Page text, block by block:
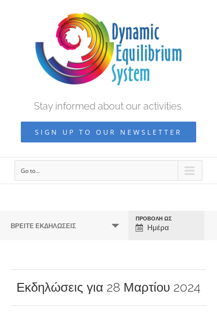
Stay informed about our activities.
SIGN UP TO OUR NEWSLETTER
Go to...
ΒΡΕΊΤΕ ΕΚΔΗΛΏΣΕΙΣ
Πλοήγηση
ΠΡΟΒΟΛΉ ΩΣ
Ημέρα
Εκδηλώσεις για 28 Μαρτίου 2024